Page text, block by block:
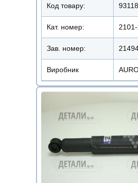
Код товару: 93118
Кат. номер: 2101-
Зав. номер:
Виробник